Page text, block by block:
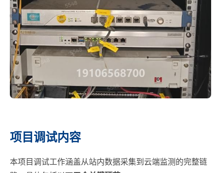
项目调试内容
本项目调试工作涵盖从站内数据采集到云端监测的完整链